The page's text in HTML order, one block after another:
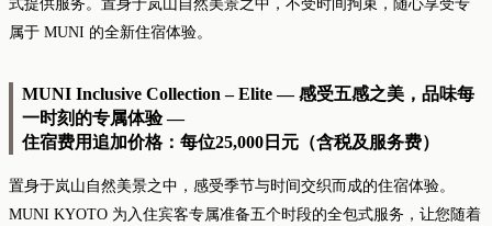
式提供服务。置身于岚山自然美景之中，不受时间拘束，随心享受专
属于 MUNI 的全新住宿体验。
MUNI Inclusive Collection – Elite ― 感受五感之美，品味每
一时刻的专属体验 ―
住宿费用追加价格：每位25,000日元（含税及服务费）
置身于岚山自然美景之中，感受季节与时间交织而成的住宿体验。
MUNI KYOTO 为入住宾客专属准备五个时段的全包式服务，让您随着